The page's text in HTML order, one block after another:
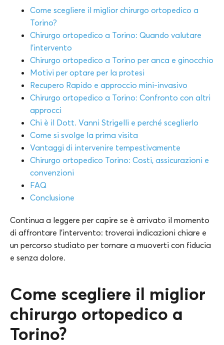
Come scegliere il miglior chirurgo ortopedico a
Torino?
Chirurgo ortopedico a Torino: Quando valutare
l’intervento
Chirurgo ortopedico a Torino per anca e ginocchio
Motivi per optare per la protesi
Recupero Rapido e approccio mini-invasivo
Chirurgo ortopedico a Torino: Confronto con altri
approcci
Chi è il Dott. Vanni Strigelli e perché sceglierlo
Come si svolge la prima visita
Vantaggi di intervenire tempestivamente
Chirurgo ortopedico Torino: Costi, assicurazioni e
convenzioni
FAQ
Conclusione
Continua a leggere per capire se è arrivato il momento
di affrontare l’intervento: troverai indicazioni chiare e
un percorso studiato per tornare a muoverti con fiducia
e senza dolore.
Come scegliere il miglior
chirurgo ortopedico a
Torino?